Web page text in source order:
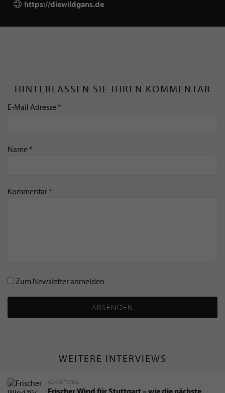
https://diewildgans.de
HINTERLASSEN SIE IHREN KOMMENTAR
E-Mail Adresse *
Name *
Kommentar *
Zum Newsletter anmelden
ABSENDEN
WEITERE INTERVIEWS
ADVERTORIAL
Frischer Wind für Stuttgart – wie die nächste